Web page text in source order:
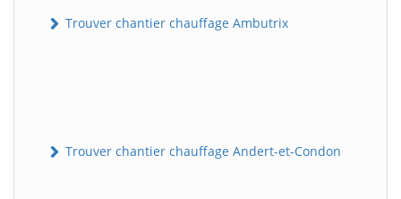
Trouver chantier chauffage Ambutrix
Trouver chantier chauffage Andert-et-Condon